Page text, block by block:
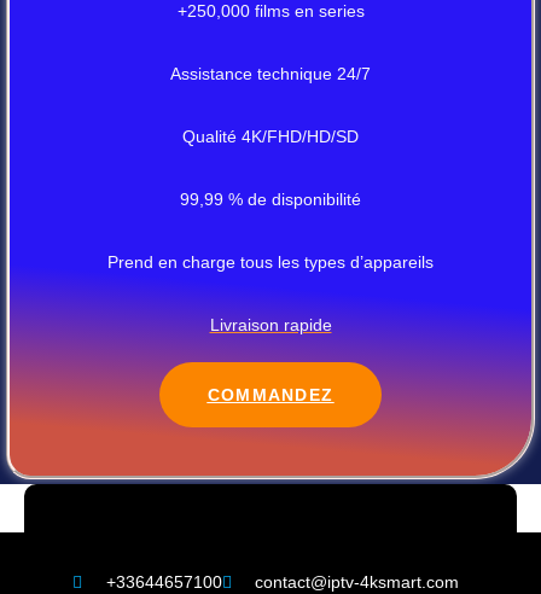
+250,000 films en series
Assistance technique 24/7
Qualité 4K/FHD/HD/SD
99,99 % de disponibilité
Prend en charge tous les types d’appareils
Livraison rapide
COMMANDEZ
+33644657100 contact@iptv-4ksmart.com